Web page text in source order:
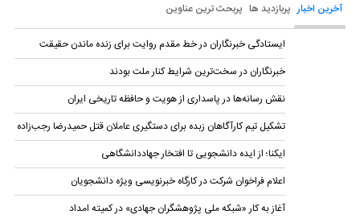
آخرین اخبار پربازدید ها پربحث ترین عناوین
ایستادگی خبرنگاران در خط مقدم روایت برای زنده ماندن حقیقت
خبرنگاران در سخت‌ترین شرایط کنار ملت بودند
نقش رسانه‌ها در پاسداری از هویت و حافظه تاریخی ایران
تشکیل تیم کارآگاهان زبده برای دستگیری عاملان قتل حمیدرضا رجب‌زاده
ایکنا؛ از ایده دانشجویی تا افتخار جهاددانشگاهی
اعلام فراخوان شرکت در کارگاه خبرنویسی ویژه دانشجویان
آغاز به کار «شبکه ملی پژوهشگران جهادی» در کمیته امداد